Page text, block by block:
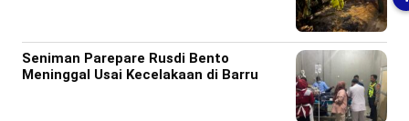
Seniman Parepare Rusdi Bento
Meninggal Usai Kecelakaan di Barru